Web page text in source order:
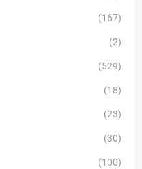
(167)
(2)
(529)
(18)
(23)
(30)
(100)